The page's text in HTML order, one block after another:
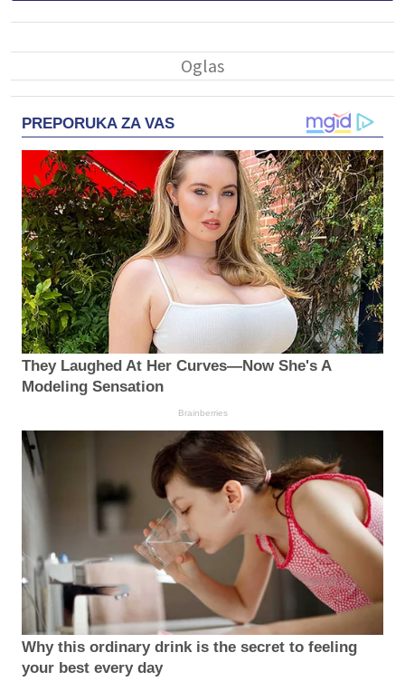
PREPORUKA ZA VAS
They Laughed At Her Curves—Now She's A
Modeling Sensation
Brainberries
Why this ordinary drink is the secret to feeling
your best every day